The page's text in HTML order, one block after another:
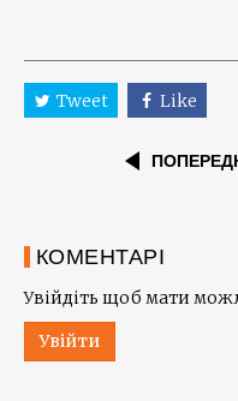
Tweet Like
КОМЕНТАРІ
Увійдіть щоб мати
Увійти